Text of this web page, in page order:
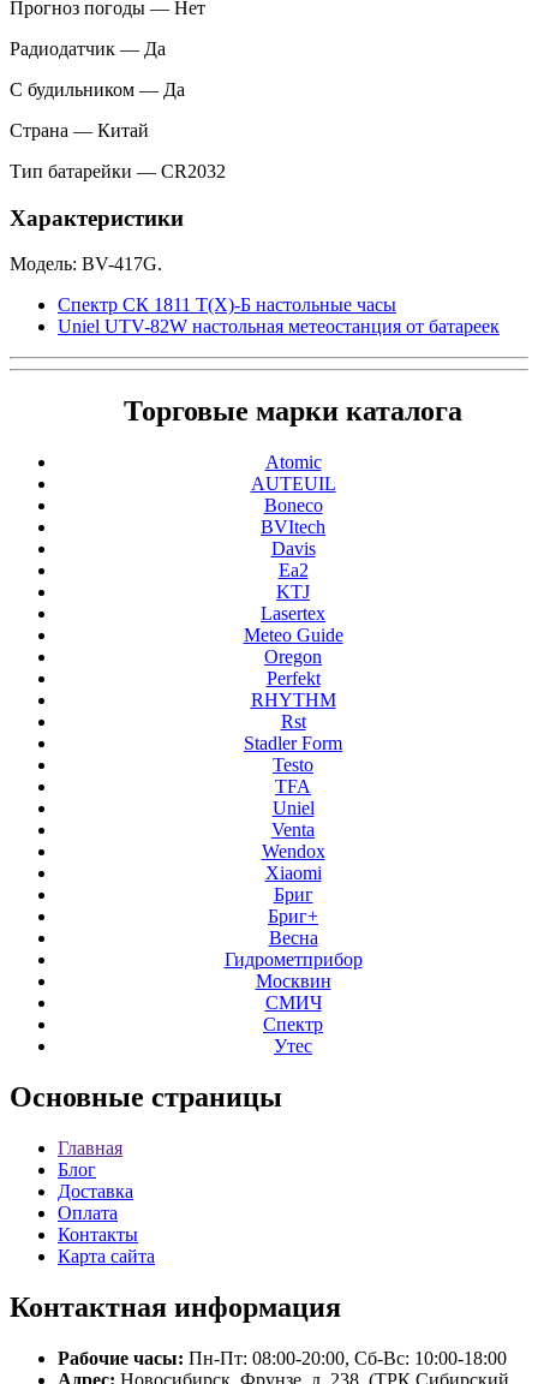
Прогноз погоды — Нет
Радиодатчик — Да
С будильником — Да
Страна — Китай
Тип батарейки — CR2032
Характеристики
Модель: BV-417G.
Спектр СК 1811 Т(Х)-Б настольные часы
Uniel UTV-82W настольная метеостанция от батареек
Торговые марки каталога
Atomic
AUTEUIL
Boneco
BVItech
Davis
Ea2
KTJ
Lasertex
Meteo Guide
Oregon
Perfekt
RHYTHM
Rst
Stadler Form
Testo
TFA
Uniel
Venta
Wendox
Xiaomi
Бриг
Бриг+
Весна
Гидрометприбор
Москвин
СМИЧ
Спектр
Утес
Основные страницы
Главная
Блог
Доставка
Оплата
Контакты
Карта сайта
Контактная информация
Рабочие часы: Пн-Пт: 08:00-20:00, Сб-Вс: 10:00-18:00
Адрес: Новосибирск, Фрунзе, д. 238, (ТРК Сибирский